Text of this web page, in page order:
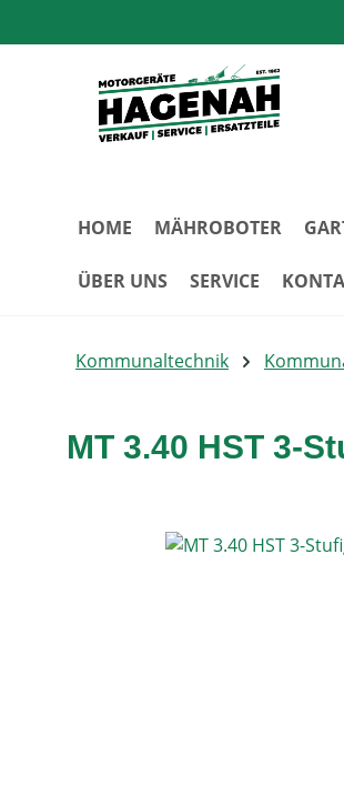
HOME MÄHROBOTER
ÜBER UNS SERVICE
Kommunaltechnik
MT 3.40 HST 3-
Bildergalerie überspringen